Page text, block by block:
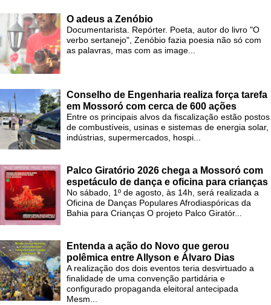
O adeus a Zenóbio
Documentarista. Repórter. Poeta, autor do livro "O
verbo sertanejo", Zenóbio fazia poesia não só com
as palavras, mas com as image...
Conselho de Engenharia realiza força tarefa
em Mossoró com cerca de 600 ações
Entre os principais alvos da fiscalização estão postos
de combustíveis, usinas e sistemas de energia solar,
indústrias, supermercados, hospi...
Palco Giratório 2026 chega a Mossoró com
espetáculo de dança e oficina para crianças
No sábado, 1º de agosto, às 14h, será realizada a
Oficina de Danças Populares Afrodiaspóricas da
Bahia para Crianças O projeto Palco Giratór...
Entenda a ação do Novo que gerou
polêmica entre Allyson e Álvaro Dias
A realização dos dois eventos teria desvirtuado a
finalidade de uma convenção partidária e
configurado propaganda eleitoral antecipada
Mesm...